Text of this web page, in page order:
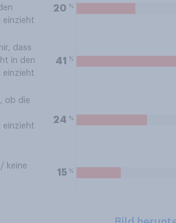
einzieht
20 %
dass
in den
einzieht
41 %
ob die
einzieht
24 %
keine
15 %